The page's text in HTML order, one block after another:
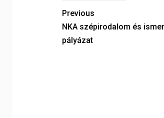
Previous
NKA szépirodalom és
pályázat